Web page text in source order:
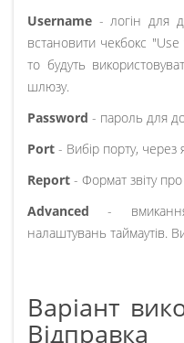
Username - логін для
встановити чекбокс
то будуть
шлюзу.
Password - пароль для
Port - Вибір порту, через
Report - Формат звіту
Advanced-
налаштувань таймаутів.
Варіант